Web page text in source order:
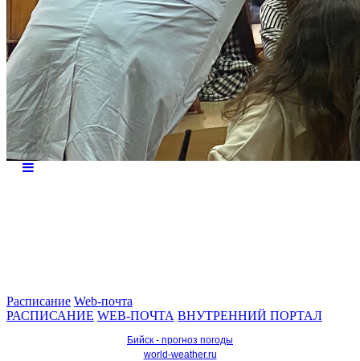
Расписание Web-почта
РАСПИСАНИЕ WEB-ПОЧТА ВНУТРЕННИЙ ПОРТАЛ
Бийск - прогноз погоды
world-weather.ru